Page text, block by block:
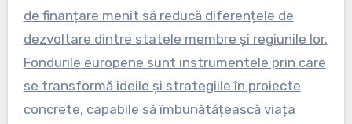
de finanțare menit să reducă diferențele de
dezvoltare dintre statele membre și regiunile lor.
Fondurile europene sunt instrumentele prin care
se transformă ideile și strategiile în proiecte
concrete, capabile să îmbunătățească viața